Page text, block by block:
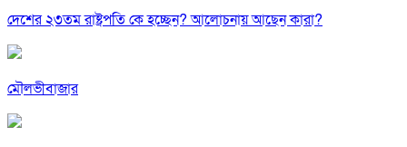
দেশের ২৩তম রাষ্ট্রপতি কে হচ্ছেন? আলোচনায় আছেন কারা?
মৌলভীবাজার